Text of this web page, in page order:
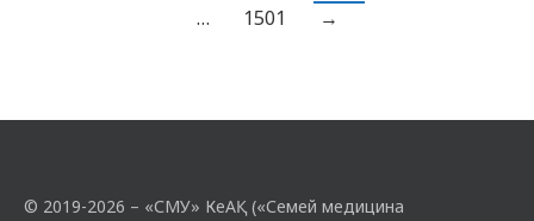
Қазақстан – 130-дан астам ұлт өкілдері…
…
1501 →
© 2019-2026 – «СМУ» КеАҚ («Семей медицина